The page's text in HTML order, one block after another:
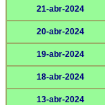
21-abr-2024
20-abr-2024
19-abr-2024
18-abr-2024
13-abr-2024